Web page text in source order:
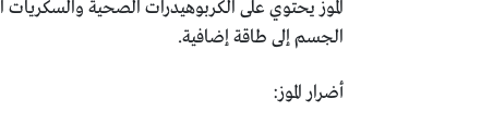
الموز يحتوي على الكربوهيدرات الصحية
الجسم إلى طاقة إضافية.
أضرار الموز: